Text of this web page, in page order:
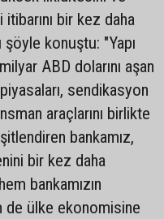
bir kez daha
konuştu: "Yapı
ABD dolarını aşan
sendikasyon
araçlarını birlikte
bankamız,
bir kez daha
bankamızın
de ülke ekonomisine